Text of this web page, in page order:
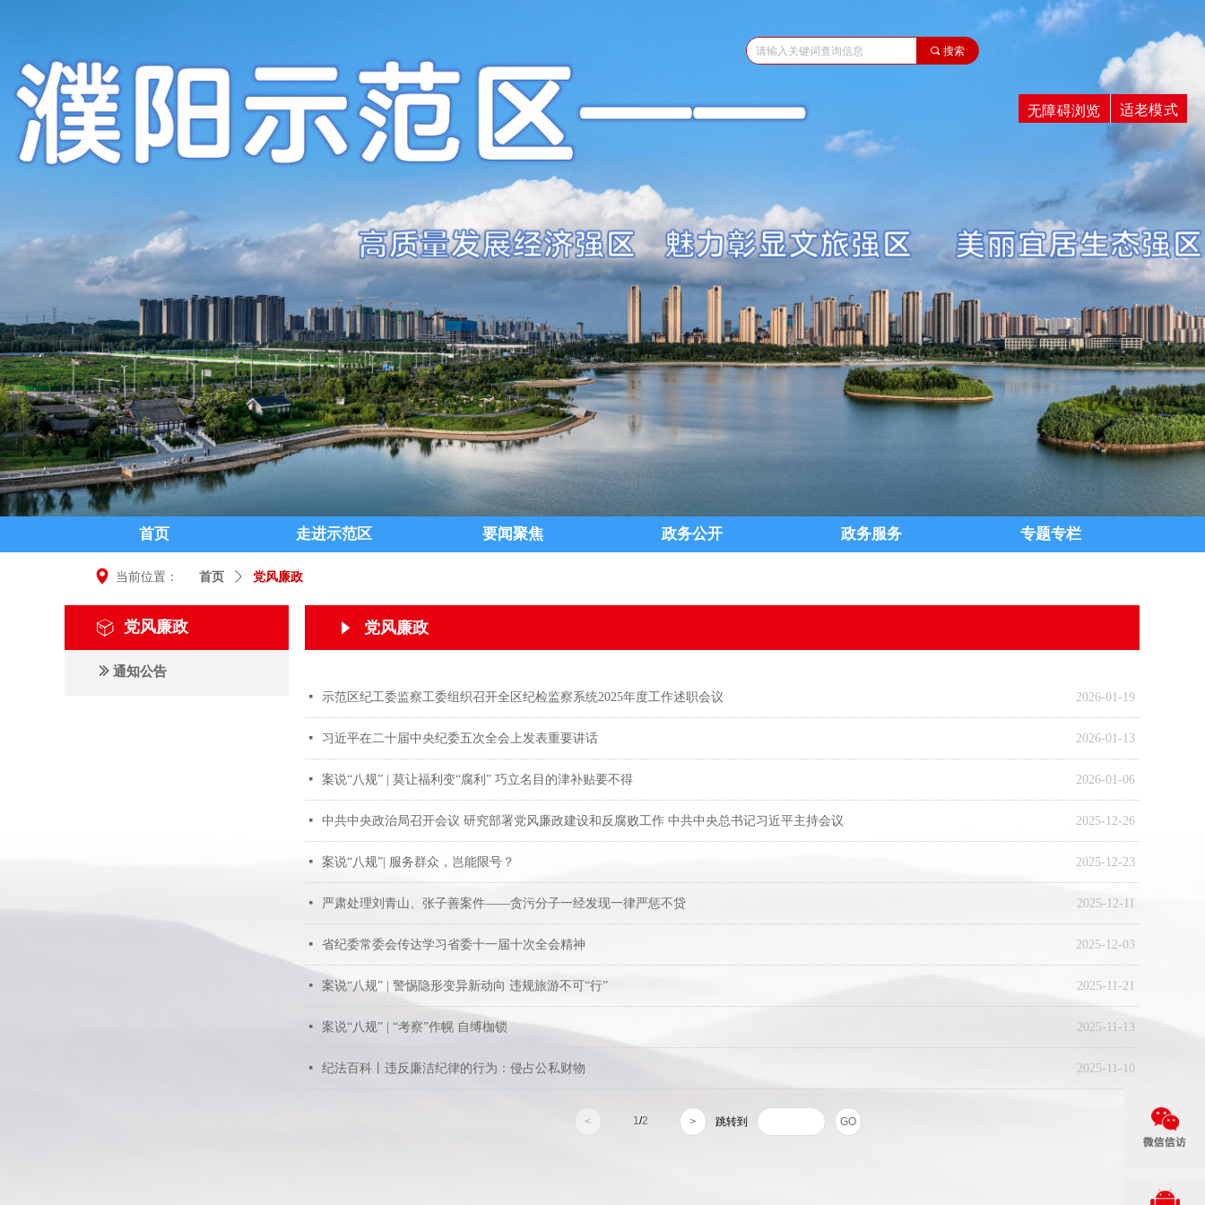
끠 搜索
首页 走进示范区 要闻聚焦 政务公开 政务服务 专题专栏
无障碍浏览 适老模式
党风廉政
ꁦ
넹 首页 ꄲ 党风廉政
当前位置：
념 党风廉政
ꅀ 通知公告
2026-01-19
넷 示范区纪工委监察工委组织召开全区纪检监察系统2025年度工作述职会议
2026-01-13
넷 习近平在二十届中央纪委五次全会上发表重要讲话
2026-01-06
넷 案说“八规” | 莫让福利变“腐利” 巧立名目的津补贴要不得
2025-12-26
넷 中共中央政治局召开会议 研究部署党风廉政建设和反腐败工作 中共中央总书记习近平主持会议
2025-12-23
넷 案说“八规”| 服务群众，岂能限号？
2025-12-11
넷 严肃处理刘青山、张子善案件——贪污分子一经发现一律严惩不贷
2025-12-03
넷 省纪委常委会传达学习省委十一届十次全会精神
2025-11-21
넷 案说“八规” | 警惕隐形变异新动向 违规旅游不可“行”
2025-11-13
넷 案说“八规” | “考察”作幌 自缚枷锁
2025-11-10
넷 纪法百科丨违反廉洁纪律的行为：侵占公私财物
< 1/2 > 跳转到 GO